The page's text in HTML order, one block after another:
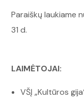
Paraiškų laukiame
31 d.
LAIMĖTOJAI:
VŠĮ „Kultūros